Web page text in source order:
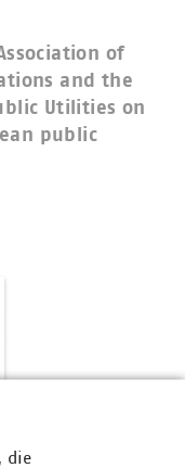
of
and the
Utilities on
public
die